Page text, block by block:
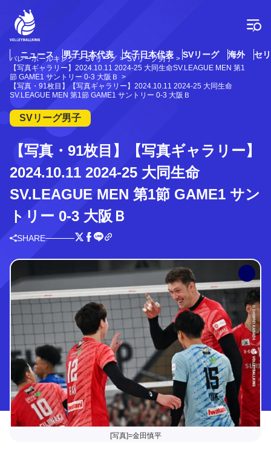
テ
ツ
プ
ニュース 男子日本代表 女子日本代表 SVリーグ 海外 セ
バレーボールキング SVリーグ
SVリーグ男子
【写真ギャラリー】2024.10.11 2024-25 大同生命SV.LEAGUE MEN 第1
節 GAME1 サントリー 0-3 大阪Ｂ
【写真・91枚目】【写真ギャラリー】2024.10.11 2024-25 大同生命
SV.LEAGUE MEN 第1節 GAME1 サントリー 0-3 大阪Ｂ
SVリーグ男子
【写真・91枚目】【写真ギャラリー】
2024.10.11 2024-25 大同生命
SV.LEAGUE MEN 第1節 GAME1 サン
トリー 0-3 大阪Ｂ
SHARE
[写真]=金田慎平